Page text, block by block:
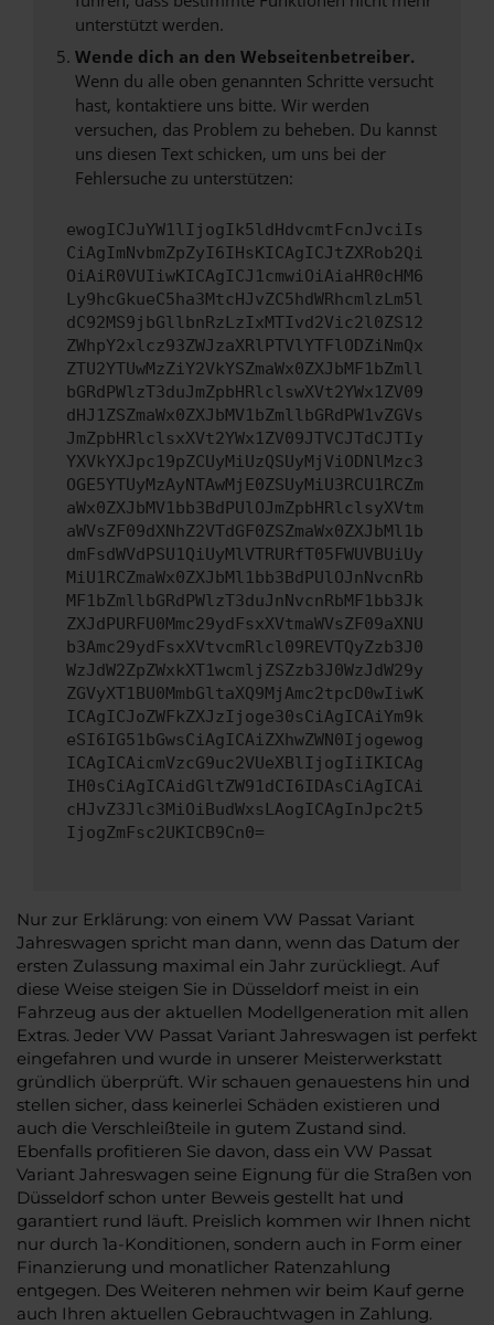
unterstützt werden.
Wende dich an den Webseitenbetreiber.
Wenn du alle oben genannten Schritte versucht
hast, kontaktiere uns bitte. Wir werden
versuchen, das Problem zu beheben. Du kannst
uns diesen Text schicken, um uns bei der
Fehlersuche zu unterstützen:
ewogICJuYW1lIjogIk5ldHdvcmtFcnJvciIs
CiAgImNvbmZpZyI6IHsKICAgICJtZXRob2Qi
OiAiR0VUIiwKICAgICJ1cmwiOiAiaHR0cHM6
Ly9hcGkueC5ha3MtcHJvZC5hdWRhcmlzLm5l
dC92MS9jbGllbnRzLzIxMTIvd2Vic2l0ZS12
ZWhpY2xlcz93ZWJzaXRlPTVlYTFlODZiNmQx
ZTU2YTUwMzZiY2VkYSZmaWx0ZXJbMF1bZmll
bGRdPWlzT3duJmZpbHRlclswXVt2YWx1ZV09
dHJ1ZSZmaWx0ZXJbMV1bZmllbGRdPW1vZGVs
JmZpbHRlclsxXVt2YWx1ZV09JTVCJTdCJTIy
YXVkYXJpc19pZCUyMiUzQSUyMjViODNlMzc3
OGE5YTUyMzAyNTAwMjE0ZSUyMiU3RCU1RCZm
aWx0ZXJbMV1bb3BdPUlOJmZpbHRlclsyXVtm
aWVsZF09dXNhZ2VTdGF0ZSZmaWx0ZXJbMl1b
dmFsdWVdPSU1QiUyMlVTRURfT05FWUVBUiUy
MiU1RCZmaWx0ZXJbMl1bb3BdPUlOJnNvcnRb
MF1bZmllbGRdPWlzT3duJnNvcnRbMF1bb3Jk
ZXJdPURFU0Mmc29ydFsxXVtmaWVsZF09aXNU
b3Amc29ydFsxXVtvcmRlcl09REVTQyZzb3J0
WzJdW2ZpZWxkXT1wcmljZSZzb3J0WzJdW29y
ZGVyXT1BU0MmbGltaXQ9MjAmc2tpcD0wIiwK
ICAgICJoZWFkZXJzIjoge30sCiAgICAiYm9k
eSI6IG51bGwsCiAgICAiZXhwZWN0Ijogewog
ICAgICAicmVzcG9uc2VUeXBlIjogIiIKICAg
IH0sCiAgICAidGltZW91dCI6IDAsCiAgICAi
cHJvZ3Jlc3MiOiBudWxsLAogICAgInJpc2t5
IjogZmFsc2UKICB9Cn0=
Nur zur Erklärung: von einem VW Passat Variant
Jahreswagen spricht man dann, wenn das Datum der
ersten Zulassung maximal ein Jahr zurückliegt. Auf
diese Weise steigen Sie in Düsseldorf meist in ein
Fahrzeug aus der aktuellen Modellgeneration mit allen
Extras. Jeder VW Passat Variant Jahreswagen ist perfekt
eingefahren und wurde in unserer Meisterwerkstatt
gründlich überprüft. Wir schauen genauestens hin und
stellen sicher, dass keinerlei Schäden existieren und
auch die Verschleißteile in gutem Zustand sind.
Ebenfalls profitieren Sie davon, dass ein VW Passat
Variant Jahreswagen seine Eignung für die Straßen von
Düsseldorf schon unter Beweis gestellt hat und
garantiert rund läuft. Preislich kommen wir Ihnen nicht
nur durch 1a-Konditionen, sondern auch in Form einer
Finanzierung und monatlicher Ratenzahlung
entgegen. Des Weiteren nehmen wir beim Kauf gerne
auch Ihren aktuellen Gebrauchtwagen in Zahlung.